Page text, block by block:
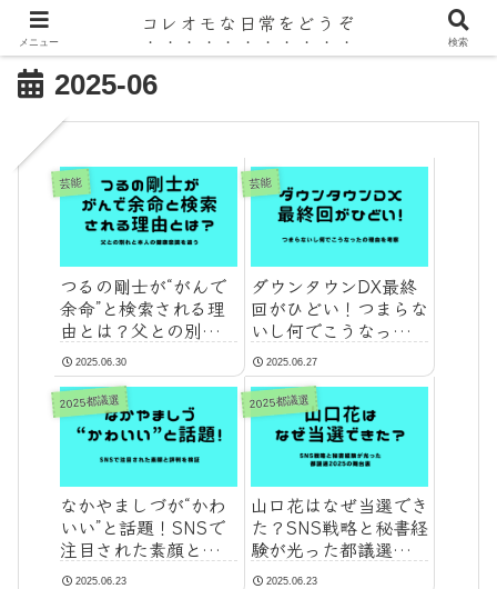
2025-06
芸能
つるの剛士が“がんで
余命”と検索される理
由とは？父との別れと
本人の健康意識を追う
2025.06.30
芸能
ダウンタウンDX最終
回がひどい！つまらな
いし何でこうなったの
理由を考察
2025.06.27
2025都議選
なかやましづが“かわ
いい”と話題！SNSで
注目された素顔と評判
を検証
2025.06.23
2025都議選
山口花はなぜ当選でき
た？SNS戦略と秘書経
験が光った都議選
2025の舞台裏
2025.06.23
メニュー
コレオモな日常をどうぞ
検索